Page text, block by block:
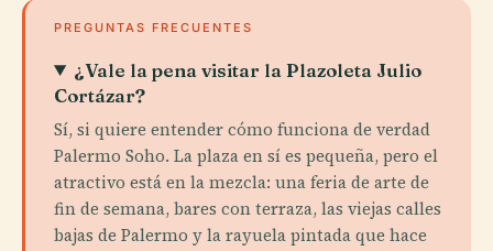
PREGUNTAS FRECUENTES
¿Vale la pena visitar la Plazoleta Julio
Cortázar?
Sí, si quiere entender cómo funciona de verdad
Palermo Soho. La plaza en sí es pequeña, pero el
atractivo está en la mezcla: una feria de arte de
fin de semana, bares con terraza, las viejas calles
bajas de Palermo y la rayuela pintada que hace